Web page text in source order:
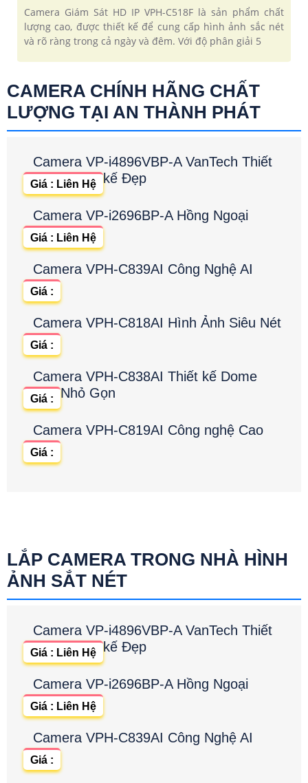
Camera Giám Sát HD IP VPH-C518F là sản phẩm chất
lượng cao, được thiết kế để cung cấp hình ảnh sắc nét
và rõ ràng trong cả ngày và đêm. Với độ phân giải 5
CAMERA CHÍNH HÃNG CHẤT
LƯỢNG TẠI AN THÀNH PHÁT
Camera VP-i4896VBP-A VanTech Thiết
kế Đẹp
Giá : Liên Hệ
Camera VP-i2696BP-A Hồng Ngoại
Giá : Liên Hệ
Camera VPH-C839AI Công Nghệ AI
Giá :
Camera VPH-C818AI Hình Ảnh Siêu Nét
Giá :
Camera VPH-C838AI Thiết kế Dome
Nhỏ Gọn
Giá :
Camera VPH-C819AI Công nghệ Cao
Giá :
LẮP CAMERA TRONG NHÀ HÌNH
ẢNH SẮT NÉT
Camera VP-i4896VBP-A VanTech Thiết
kế Đẹp
Giá : Liên Hệ
Camera VP-i2696BP-A Hồng Ngoại
Giá : Liên Hệ
Camera VPH-C839AI Công Nghệ AI
Giá :